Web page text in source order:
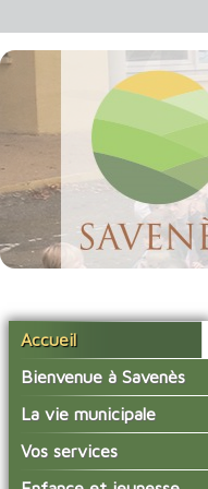
Accueil
Bienvenue à Savenès
Situer Savenès
Savenès en chiffre
L'histoire du village
La vie municipale
Vos élus
Les compte-rendus du
Vos services
La mairie